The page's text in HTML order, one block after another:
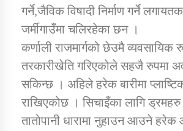
गर्ने,जैविक विषादी निर्माण गर्ने
जर्मीगाउँमा चलिरहेका छन ।
कर्णाली राजमार्गको छेउमै व्यवसायिक
तरकारीखेति गरिएकोले सहजै रुपमा
सकिन्छ । अहिले हरेक बारीमा
राखिएकोछ । सिचाइँका लागि
तातोपानी धारामा नुहाउन आउने